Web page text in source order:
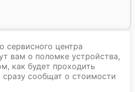
сервисного центра
вам о поломке устройства,
как будет проходить
сообщат о стоимости